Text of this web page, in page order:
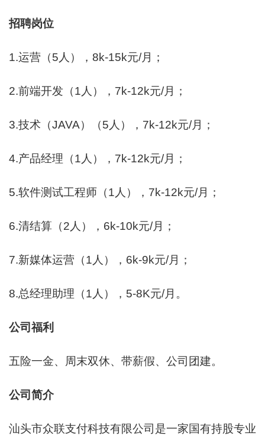
招聘岗位
1.运营（5人），8k-15k元/月；
2.前端开发（1人），7k-12k元/月；
3.技术（JAVA）（5人），7k-12k元/月；
4.产品经理（1人），7k-12k元/月；
5.软件测试工程师（1人），7k-12k元/月；
6.清结算（2人），6k-10k元/月；
7.新媒体运营（1人），6k-9k元/月；
8.总经理助理（1人），5-8K元/月。
公司福利
五险一金、周末双休、带薪假、公司团建。
公司简介
汕头市众联支付科技有限公司是一家国有持股专业